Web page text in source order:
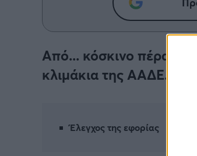
Από... κόσκινο
κλιμάκια της ΑΑΔΕ.
Έλεγχος της εφορίας